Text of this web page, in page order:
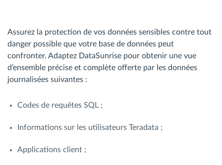
Assurez la protection de vos données sensibles contre tout
danger possible que votre base de données peut
confronter. Adaptez DataSunrise pour obtenir une vue
d’ensemble précise et complète offerte par les données
journalisées suivantes :
Codes de requêtes SQL ;
Informations sur les utilisateurs Teradata ;
Applications client ;